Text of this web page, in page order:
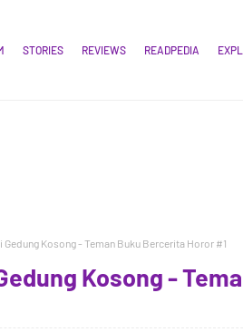
STORIES REVIEWS READPEDIA
Gedung Kosong - Teman Buku Bercerita Horor #1
Kosong -